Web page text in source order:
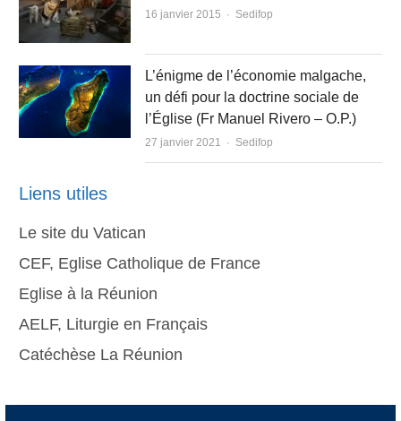
16 janvier 2015 Author
Sedifop
L’énigme de l’économie malgache,
un défi pour la doctrine sociale de
l’Église (Fr Manuel Rivero – O.P.)
27 janvier 2021 Author
Sedifop
Liens utiles
Le site du Vatican
CEF, Eglise Catholique de France
Eglise à la Réunion
AELF, Liturgie en Français
Catéchèse La Réunion